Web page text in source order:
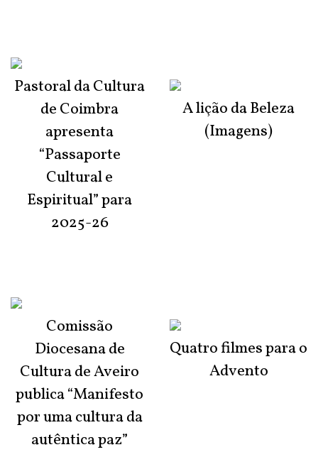
Pastoral da Cultura
de Coimbra
apresenta
“Passaporte
Cultural e
Espiritual” para
2025-26
Comissão
Diocesana de
Cultura de Aveiro
publica “Manifesto
por uma cultura da
autêntica paz”
A lição da Beleza
(Imagens)
Quatro filmes para o
Advento